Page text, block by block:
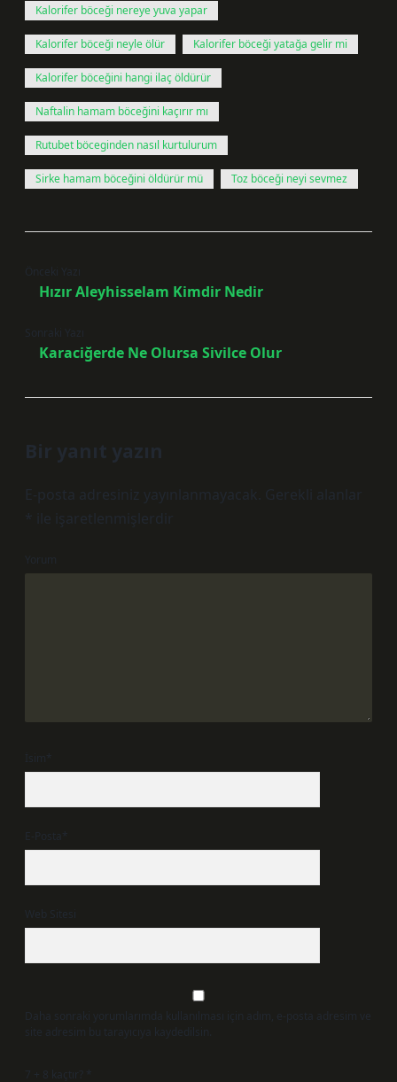
Kalorifer böceği nereye yuva yapar
Kalorifer böceği neyle ölür Kalorifer böceği yatağa gelir mi
Kalorifer böceğini hangi ilaç öldürür
Naftalin hamam böceğini kaçırır mı
Rutubet böceginden nasıl kurtulurum
Sirke hamam böceğini öldürür mü Toz böceği neyi sevmez
Önceki Yazı
Hızır Aleyhisselam Kimdir Nedir
Sonraki Yazı
Karaciğerde Ne Olursa Sivilce Olur
Bir yanıt yazın
E-posta adresiniz yayınlanmayacak. Gerekli alanlar
*
ile işaretlenmişlerdir
Yorum
İsim*
E-Posta*
Web Sitesi
Daha sonraki yorumlarımda kullanılması için adım, e-posta adresim ve
site adresim bu tarayıcıya kaydedilsin.
7 + 8 kaçtır? *